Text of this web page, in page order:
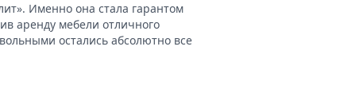
Именно она стала гарантом
аренду мебели отличного
остались абсолютно все